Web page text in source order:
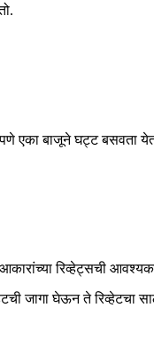
एका बाजूने घट्ट बसवता
आकारांच्या रिव्हेट्सची
जागा घेऊन ते